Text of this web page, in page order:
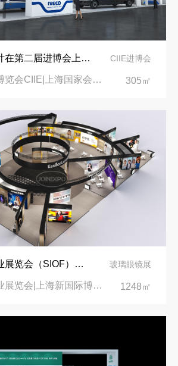
依维柯展位设计在第二届进博会上吸引万千瞩目 CIIE进博会
中国国际进口博览会CIIE|上海国家会展中心 305㎡
中国国际眼镜业展览会（SIOF）‌展台设计搭建-眼镜业巨头依视路陆逊梯卡 玻璃眼镜展
中国国际眼镜业展览会|上海新国际博览中心‌ 1248㎡